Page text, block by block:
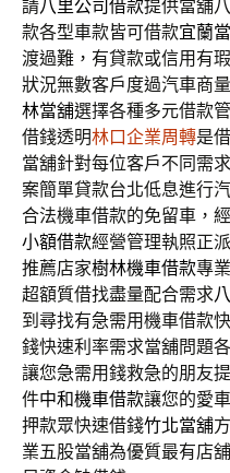
請八里公司借款提供當舖
款各型車款皆可借款宜蘭
渡過難，有貸款或信用有
狀況無數客戶度過汽車商
林當舖選擇各種多元借款
借錢透明林口企業周轉是
當舖針對每位客戶不同需求
案簡單貸款台北低息進行
合法機車借款的免留車，
小額借款經營管理執照正
推薦店家樹林機車借款專
超額質借找盡量配合需求
到尋找有急需用機車借款
錢快速利率需求當舖問題
讓您急需用錢救急的朋友
件中和機車借款讓您的愛
押款眾快速借錢竹北當舖
業五股當舖為優質最有店舖